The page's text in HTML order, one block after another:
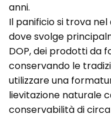
anni.
Il panificio si trova
dove svolge
DOP, dei prodotti da
conservando le
utilizzare una
lievitazione naturale
conservabilità di